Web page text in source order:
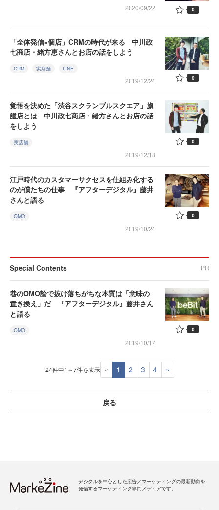
2020/09/22 0
「全体発信×個店」CRMの時代が来る 中川政
七商店・緒方恵さんとお店の話をしよう
CRM 実店舗 LINE
2019/12/24 0
覚悟を決めた「渋谷スクランブルスクエア」旗
艦店とは 中川政七商店・緒方さんとお店の話
をしよう
実店舗
2019/12/18
0
江戸時代のカスタマーサクセスを仕組み化する
のが僕たちの仕事 『アフターデジタル』藤井
さんと語る
OMO
2019/10/24
0
Special Contents PR
巷のOMO論で抜け落ちがちな本質は「意味の
置き換え」だ 『アフターデジタル』藤井さん
と語る
OMO
2019/10/17
0
24件中1～7件を表示 « 1 2 3 4 »
戻る
デジタルを中心とした広告／マーケティングの最新動向を
発信するマーケティング専門メディアです。